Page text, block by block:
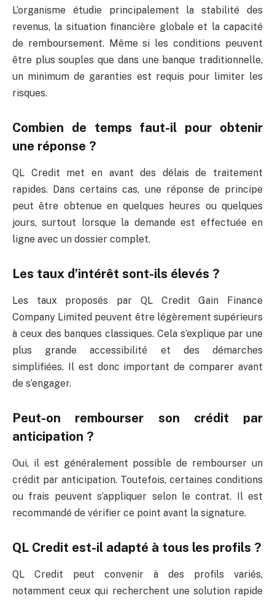
L’organisme étudie principalement la stabilité des
revenus, la situation financière globale et la capacité
de remboursement. Même si les conditions peuvent
être plus souples que dans une banque traditionnelle,
un minimum de garanties est requis pour limiter les
risques.
Combien de temps faut-il pour obtenir
une réponse ?
QL Credit met en avant des délais de traitement
rapides. Dans certains cas, une réponse de principe
peut être obtenue en quelques heures ou quelques
jours, surtout lorsque la demande est effectuée en
ligne avec un dossier complet.
Les taux d’intérêt sont-ils élevés ?
Les taux proposés par QL Credit Gain Finance
Company Limited peuvent être légèrement supérieurs
à ceux des banques classiques. Cela s’explique par une
plus grande accessibilité et des démarches
simplifiées. Il est donc important de comparer avant
de s’engager.
Peut-on rembourser son crédit par
anticipation ?
Oui, il est généralement possible de rembourser un
crédit par anticipation. Toutefois, certaines conditions
ou frais peuvent s’appliquer selon le contrat. Il est
recommandé de vérifier ce point avant la signature.
QL Credit est-il adapté à tous les profils ?
QL Credit peut convenir à des profils variés,
notamment ceux qui recherchent une solution rapide